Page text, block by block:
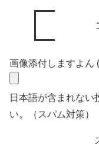
画像添付しますよん
日本語が含まれない
い。（スパム対策）